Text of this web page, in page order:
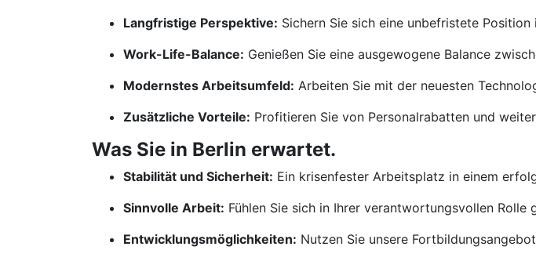
Langfristige Perspektive: Sichern Sie sich eine unbefristete
Work-Life-Balance: Genießen Sie eine ausgewogene Balance
Modernstes Arbeitsumfeld: Arbeiten Sie mit der neuesten
Zusätzliche Vorteile: Profitieren Sie von Personalrabatten und
Was Sie in Berlin erwartet.
Stabilität und Sicherheit: Ein krisenfester Arbeitsplatz in einem
Sinnvolle Arbeit: Fühlen Sie sich in Ihrer verantwortungsvollen
Entwicklungsmöglichkeiten: Nutzen Sie unsere